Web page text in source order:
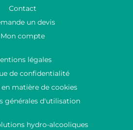
Contact
un devis
Mon compte
légales
de confidentialité
matière de cookies
générales d'utilisation
hydro-alcooliques